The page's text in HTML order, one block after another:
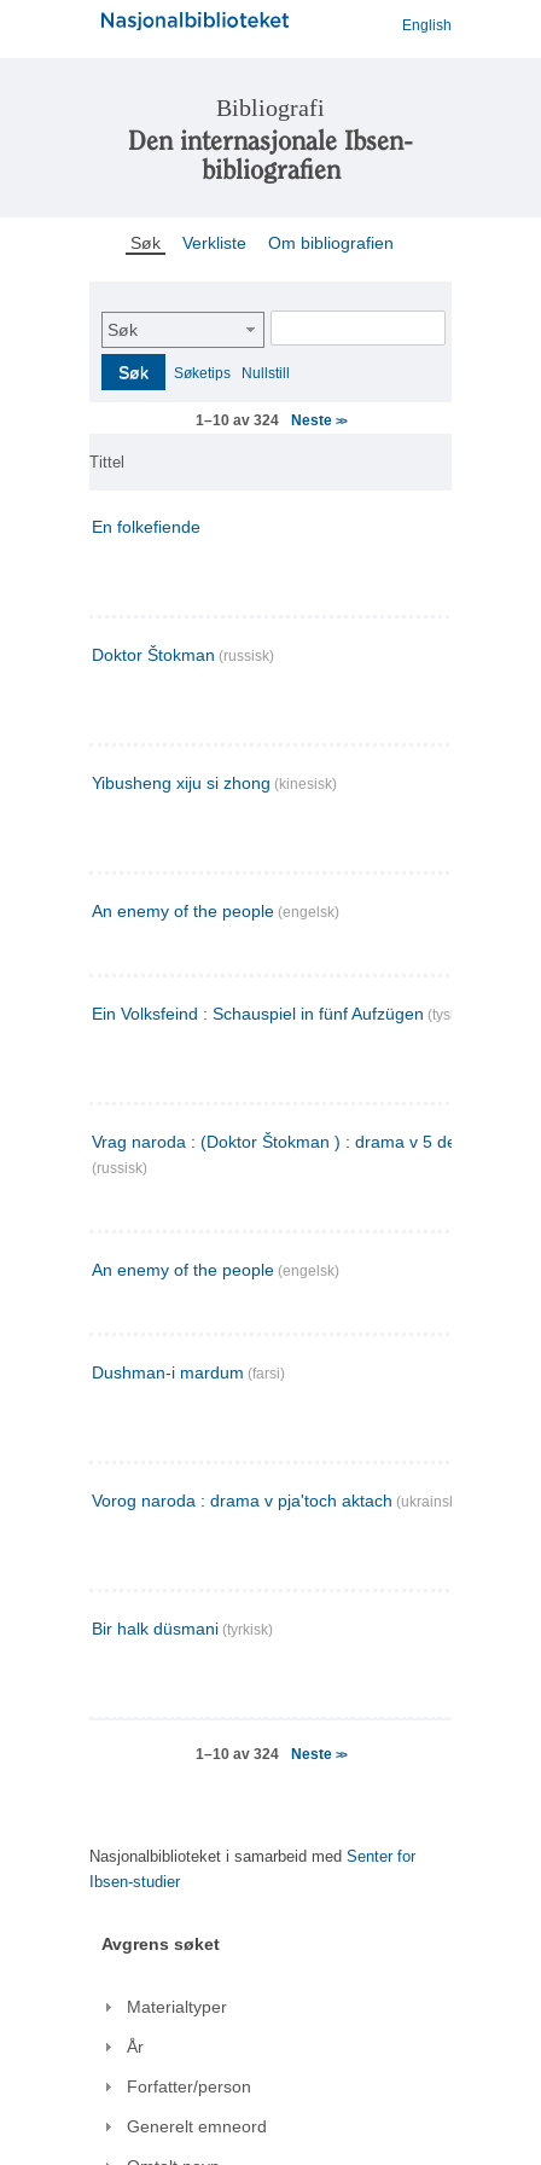
English
Bibliografi
Den internasjonale Ibsen-
bibliografien
Søk Verkliste Om bibliografien
Søk
Søk Søketips Nullstill
1–10 av 324 Neste >>
Tittel
En folkefiende
Doktor Štokman (russisk)
Yibusheng xiju si zhong (kinesisk)
An enemy of the people (engelsk)
Ein Volksfeind : Schauspiel in fünf Aufzügen (tysk)
Vrag naroda : (Doktor Štokman ) : drama v 5 dejstvijach
(russisk)
An enemy of the people (engelsk)
Dushman-i mardum (farsi)
Vorog naroda : drama v pja'toch aktach (ukrainsk)
Bir halk düsmani (tyrkisk)
1–10 av 324 Neste >>
Nasjonalbiblioteket i samarbeid med Senter for
Ibsen-studier
Avgrens søket
Materialtyper
År
Forfatter/person
Generelt emneord